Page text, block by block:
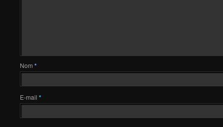
Nom *
E-mail *